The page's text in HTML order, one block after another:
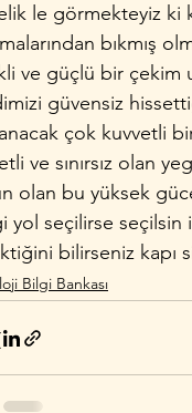
le görmekteyiz ki
bıkmış
ve güçlü bir çekim
güvensiz
çok kuvvetli
ve sınırsız olan
olan bu yüksek
yol seçilirse seçilsin
bilirseniz kapı
Bilgi Bankası